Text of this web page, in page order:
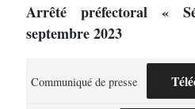
Arrêté préfectoral «
septembre 2023
Communiqué de presse